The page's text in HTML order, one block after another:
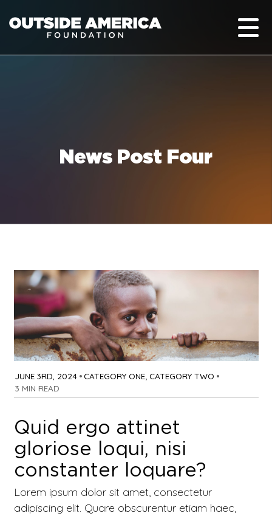
News Post Four
JUNE 3RD, 2024 •CATEGORY ONE ,CATEGORY TWO •
3 MIN READ
Quid ergo attinet
gloriose loqui, nisi
constanter loquare?
Lorem ipsum dolor sit amet, consectetur
adipiscing elit. Quare obscurentur etiam haec,